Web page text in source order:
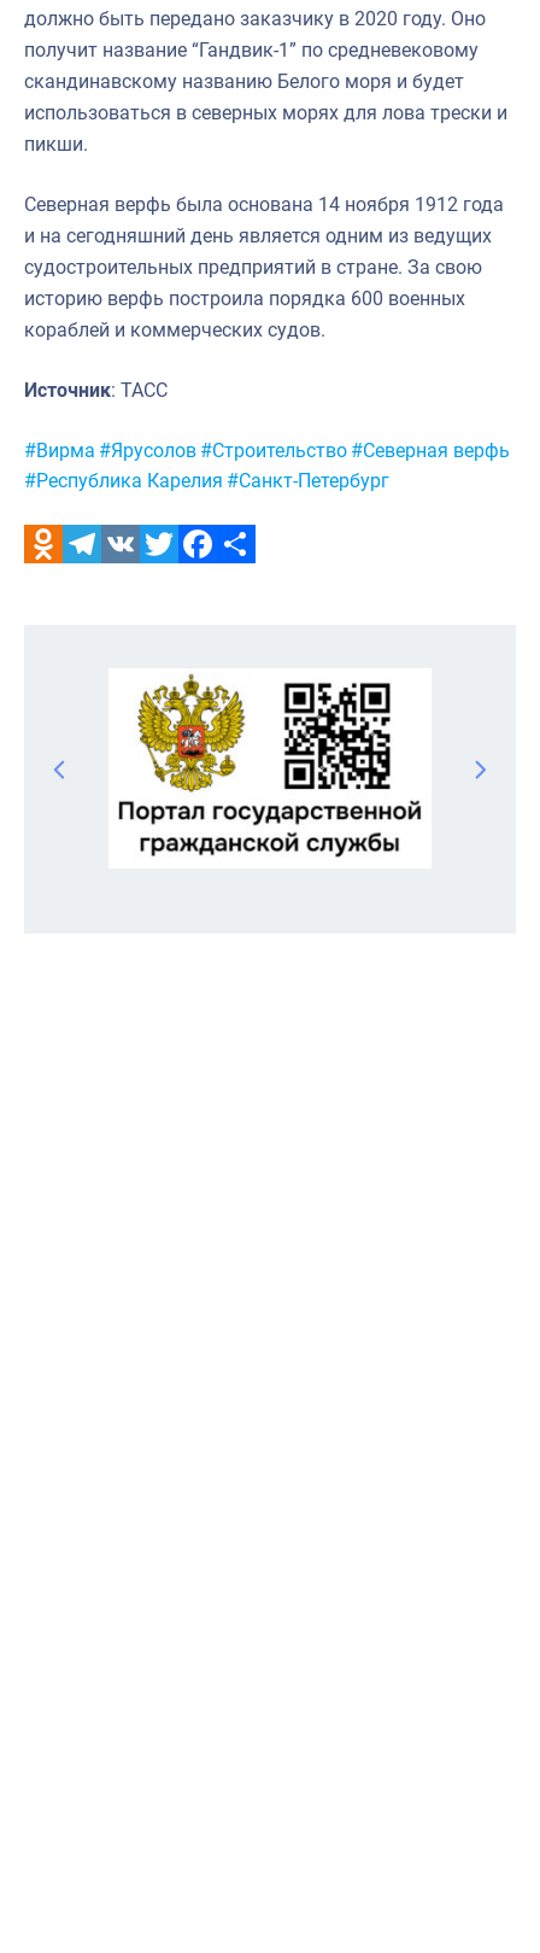
должно быть передано заказчику в 2020 году. Оно
получит название “Гандвик-1” по средневековому
скандинавскому названию Белого моря и будет
использоваться в северных морях для лова трески и
пикши.
Северная верфь была основана 14 ноября 1912 года
и на сегодняшний день является одним из ведущих
судостроительных предприятий в стране. За свою
историю верфь построила порядка 600 военных
кораблей и коммерческих судов.
Источник: ТАСС
Метки:
#Вирма #Ярусолов #Строительство #Северная верфь
#Республика Карелия #Санкт-Петербург